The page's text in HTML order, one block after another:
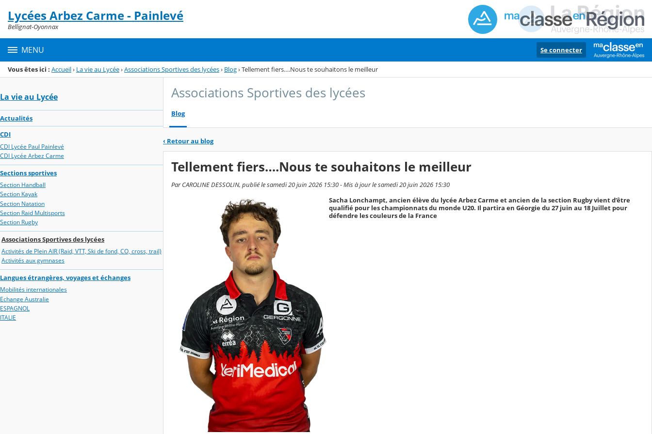
Menu de la rubrique
Contenu
Lycées Arbez Carme - Painlevé
Bellignat-Oyonnax
MENU Se connecter
Vous êtes ici : Accueil› La vie au Lycée›Associations Sportives des lycées› Blog›Tellement fiers….Nous te souhaitons le meilleur
La vie au Lycée
Actualités
CDI
CDI Lycée Paul Painlevé
CDI Lycée Arbez Carme
Sections sportives
Section Handball
Section Kayak
Section Natation
Section Raid Multisports
Section Rugby
Associations Sportives des lycées
Activités de Plein AIR (Raid, VTT, Ski de fond, CO, cross, trail)
Activités aux gymnases
Langues étrangères, voyages et échanges
Mobilités internationales
Echange Australie
ESPAGNOL
ITALIE
Associations Sportives des lycées
Blog
‹ Retour au blog
Tellement fiers….Nous te souhaitons le meilleur
Par CAROLINE DESSOLIN, publié le samedi 20 juin 2026 15:30 - Mis à jour le samedi 20 juin 2026 15:30
Sacha Lonchampt, ancien élève du lycée Arbez Carme et ancien de la section Rugby vient d’être
qualifié pour les championnats du monde U20. Il partira en Géorgie du 27 juin au 18 Juillet pour
défendre les couleurs de la France